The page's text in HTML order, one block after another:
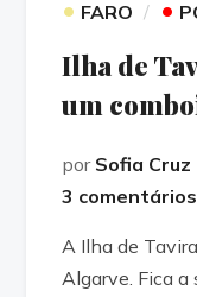
• FARO •
Ilha de
um
por Sofia Cruz
3 comentários
A Ilha de
Algarve. Fica a